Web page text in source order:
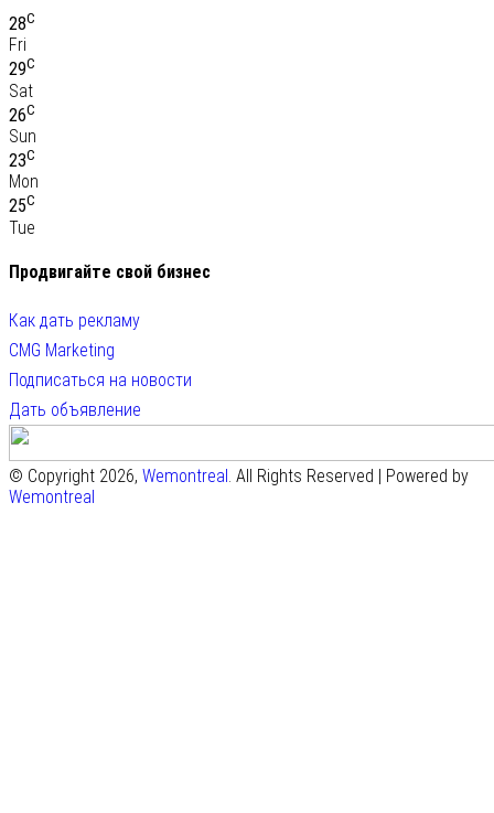
28C
Fri
29C
Sat
26C
Sun
23C
Mon
25C
Tue
Продвигайте свой бизнес
Как дать рекламу
CMG Marketing
Подписаться на новости
Дать объявление
© Copyright 2026, Wemontreal . All Rights Reserved | Powered by
Wemontreal